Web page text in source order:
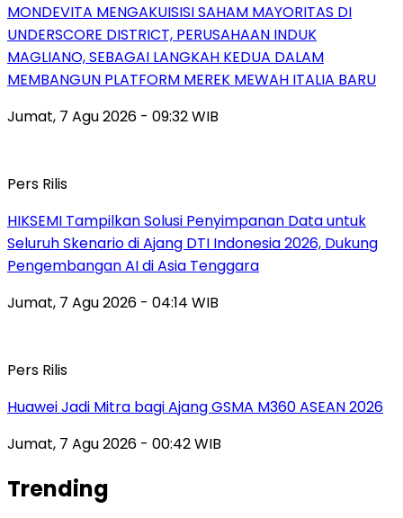
MONDEVITA MENGAKUISISI SAHAM MAYORITAS DI
UNDERSCORE DISTRICT, PERUSAHAAN INDUK
MAGLIANO, SEBAGAI LANGKAH KEDUA DALAM
MEMBANGUN PLATFORM MEREK MEWAH ITALIA BARU
Jumat, 7 Agu 2026 - 09:32 WIB
Pers Rilis
HIKSEMI Tampilkan Solusi Penyimpanan Data untuk
Seluruh Skenario di Ajang DTI Indonesia 2026, Dukung
Pengembangan AI di Asia Tenggara
Jumat, 7 Agu 2026 - 04:14 WIB
Pers Rilis
Huawei Jadi Mitra bagi Ajang GSMA M360 ASEAN 2026
Jumat, 7 Agu 2026 - 00:42 WIB
Trending